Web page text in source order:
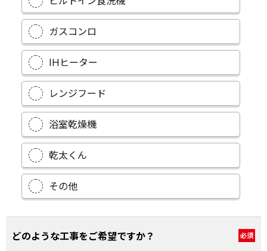
ガスコンロ
IHヒーター
レンジフード
浴室乾燥機
乾太くん
その他
どのような工事をご希望ですか？ 必須